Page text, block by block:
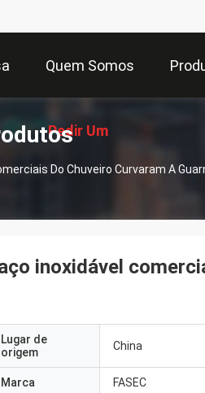
Quem Somos
Pedir Um
Do Chuveiro Curvaram A
inoxidável
Lugar de
origem
China
Marca FASEC